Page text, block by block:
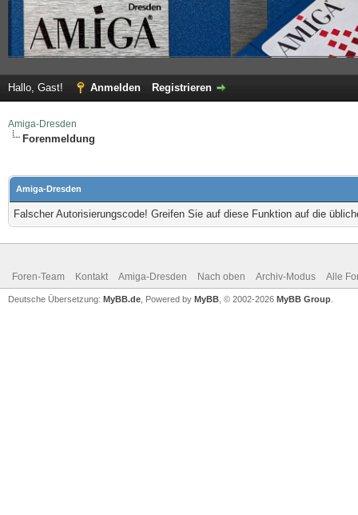
Hallo, Gast! Anmelden Registrieren
Amiga-Dresden
Forenmeldung
Amiga-Dresden
Falscher Autorisierungscode! Greifen Sie auf diese Funktion auf die
Foren-Team Kontakt Amiga-Dresden Nach oben Archiv-Modus Alle
Deutsche Übersetzung: MyBB.de , Powered by MyBB , © 2002-2026 MyBB Group